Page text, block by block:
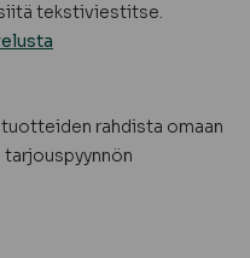
tekstiviestitse.
rahdista omaan